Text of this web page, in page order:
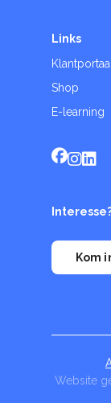
Links
Klantportaal
Shop
E-learning
Kom
Website